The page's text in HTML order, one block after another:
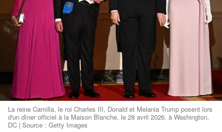
La reine Camilla, le roi Charles III, Donald et Melania Trump posent lors
d'un dîner officiel à la Maison Blanche, le 28 avril 2026, à Washington,
DC | Source : Getty Images